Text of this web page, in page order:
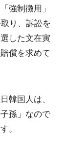
強制徴用」
り、訴訟を
した文在寅
償を求めて
韓国人は、
孫」なので
。